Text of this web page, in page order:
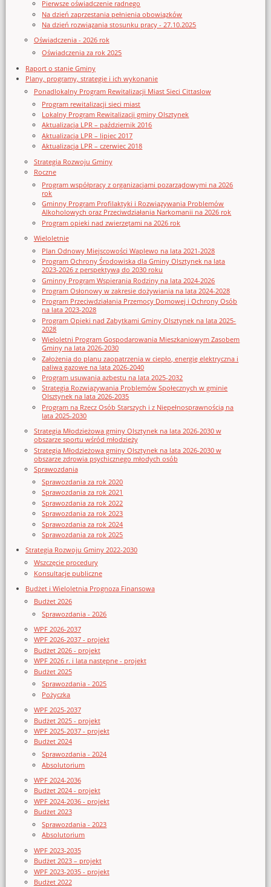
Pierwsze oświadczenie radnego
Na dzień zaprzestania pełnienia obowiązków
Na dzień rozwiązania stosunku pracy - 27.10.2025
Oświadczenia - 2026 rok
Oświadczenia za rok 2025
Raport o stanie Gminy
Plany, programy, strategie i ich wykonanie
Ponadlokalny Program Rewitalizacji Miast Sieci Cittaslow
Program rewitalizacji sieci miast
Lokalny Program Rewitalizacji gminy Olsztynek
Aktualizacja LPR – październik 2016
Aktualizacja LPR – lipiec 2017
Aktualizacja LPR – czerwiec 2018
Strategia Rozwoju Gminy
Roczne
Program współpracy z organizacjami pozarządowymi na 2026
rok
Gminny Program Profilaktyki i Rozwiązywania Problemów
Alkoholowych oraz Przeciwdziałania Narkomanii na 2026 rok
Program opieki nad zwierzętami na 2026 rok
Wieloletnie
Plan Odnowy Miejscowości Waplewo na lata 2021-2028
Program Ochrony Środowiska dla Gminy Olsztynek na lata
2023-2026 z perspektywą do 2030 roku
Gminny Program Wspierania Rodziny na lata 2024-2026
Program Osłonowy w zakresie dożywiania na lata 2024-2028
Program Przeciwdziałania Przemocy Domowej i Ochrony Osób
na lata 2023-2028
Program Opieki nad Zabytkami Gminy Olsztynek na lata 2025-
2028
Wieloletni Program Gospodarowania Mieszkaniowym Zasobem
Gminy na lata 2026-2030
Założenia do planu zaopatrzenia w ciepło, energię elektryczna i
paliwa gazowe na lata 2026-2040
Program usuwania azbestu na lata 2025-2032
Strategia Rozwiązywania Problemów Społecznych w gminie
Olsztynek na lata 2026-2035
Program na Rzecz Osób Starszych i z Niepełnosprawnością na
lata 2025-2030
Strategia Młodzieżowa gminy Olsztynek na lata 2026-2030 w
obszarze sportu wśród młodzieży
Strategia Młodzieżowa gminy Olsztynek na lata 2026-2030 w
obszarze zdrowia psychicznego młodych osób
Sprawozdania
Sprawozdania za rok 2020
Sprawozdania za rok 2021
Sprawozdania za rok 2022
Sprawozdania za rok 2023
Sprawozdania za rok 2024
Sprawozdania za rok 2025
Strategia Rozwoju Gminy 2022-2030
Wszczęcie procedury
Konsultacje publiczne
Budżet i Wieloletnia Prognoza Finansowa
Budżet 2026
Sprawozdania - 2026
WPF 2026-2037
WPF 2026-2037 - projekt
Budżet 2026 - projekt
WPF 2026 r. i lata następne - projekt
Budżet 2025
Sprawozdania - 2025
Pożyczka
WPF 2025-2037
Budżet 2025 - projekt
WPF 2025-2037 - projekt
Budżet 2024
Sprawozdania - 2024
Absolutorium
WPF 2024-2036
Budżet 2024 - projekt
WPF 2024-2036 - projekt
Budżet 2023
Sprawozdania - 2023
Absolutorium
WPF 2023-2035
Budżet 2023 – projekt
WPF 2023-2035 - projekt
Budżet 2022